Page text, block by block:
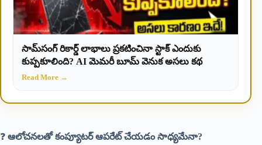
సామ్‌సంగ్ రికార్డ్ లాభాలు ప్రకటించినా స్టాక్ ఎందుకు
కుప్పకూలింది? AI మెమరీ బూమ్ వెనుక అసలు కథ
Read More →
❓ ఆలోచనలతో కంప్యూటర్ ఆపరేట్ చేయడం సాధ్యమేనా?